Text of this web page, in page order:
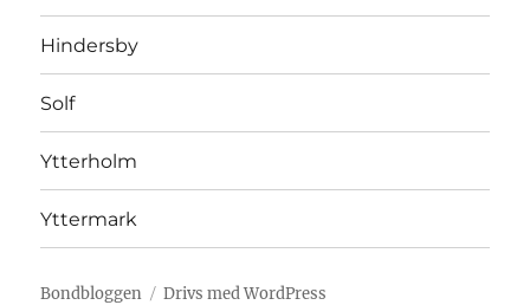
Hindersby
Solf
Ytterholm
Yttermark
Bondbloggen Drivs med WordPress